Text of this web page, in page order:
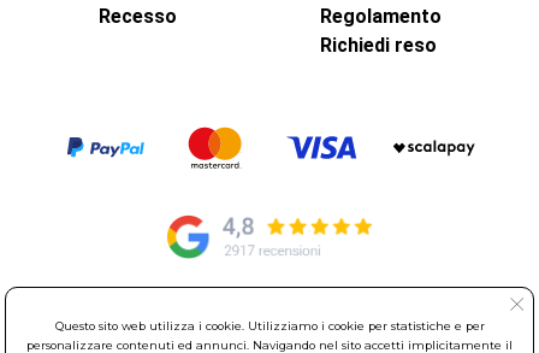
Recesso
Regolamento
Richiedi reso
© Elettroservice Spa - Sede Legale: Via Leonardo da Vinci, 40 -
00015 Monterotondo Scalo (RM)
Questo sito web utilizza i cookie. Utilizziamo i cookie per statistiche e per
personalizzare contenuti ed annunci. Navigando nel sito accetti implicitamente il